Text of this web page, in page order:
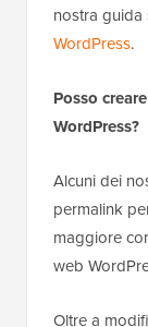
nostra guida
WordPress.
Posso
WordPress?
Alcuni dei
permalink
maggiore
web
Oltre a